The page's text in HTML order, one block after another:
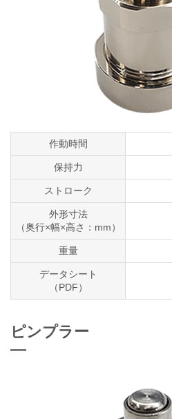
作動時間
保持力
ストローク
外形寸法
（奥行×幅×高さ：mm）
重量
データシート
（PDF）
ピンプラー